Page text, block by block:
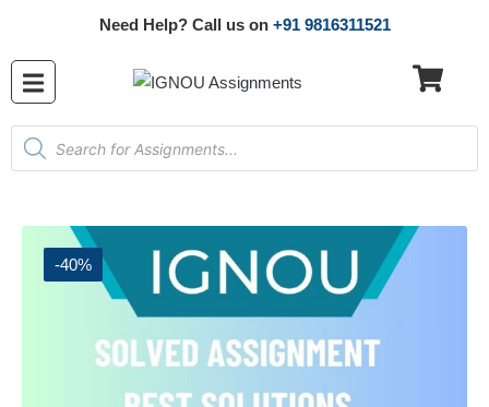
Need Help? Call us on +91 9816311521
-40%